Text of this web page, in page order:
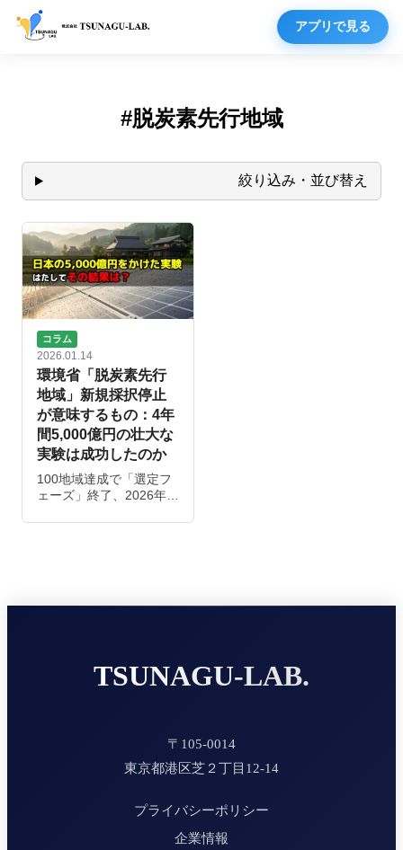
アプリで見る
#脱炭素先行地域
絞り込み・並び替え
コラム
2026.01.14
環境省「脱炭素先行
地域」新規採択停止
が意味するもの：4年
間5,000億円の壮大な
実験は成功したのか
100地域達成で「選定フ
ェーズ」終了、2026年…
TSUNAGU‑LAB.
〒105-0014
東京都港区芝２丁目12-14
プライバシーポリシー
企業情報